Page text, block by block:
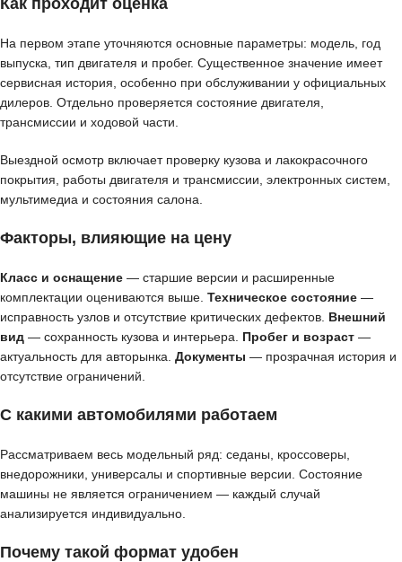
Как проходит оценка
На первом этапе уточняются основные параметры: модель, год
выпуска, тип двигателя и пробег. Существенное значение имеет
сервисная история, особенно при обслуживании у официальных
дилеров. Отдельно проверяется состояние двигателя,
трансмиссии и ходовой части.
Выездной осмотр включает проверку кузова и лакокрасочного
покрытия, работы двигателя и трансмиссии, электронных систем,
мультимедиа и состояния салона.
Факторы, влияющие на цену
Класс и оснащение — старшие версии и расширенные
комплектации оцениваются выше. Техническое состояние —
исправность узлов и отсутствие критических дефектов. Внешний
вид — сохранность кузова и интерьера. Пробег и возраст —
актуальность для авторынка. Документы — прозрачная история и
отсутствие ограничений.
С какими автомобилями работаем
Рассматриваем весь модельный ряд: седаны, кроссоверы,
внедорожники, универсалы и спортивные версии. Состояние
машины не является ограничением — каждый случай
анализируется индивидуально.
Почему такой формат удобен